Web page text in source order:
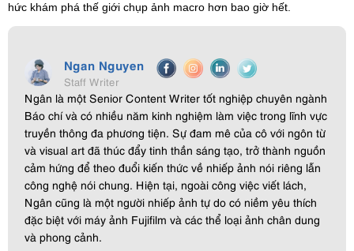
hức khám phá thế giới chụp ảnh macro hơn bao giờ hết.
Ngan Nguyen
Staff Writer
Ngân là một Senior Content Writer tốt nghiệp chuyên ngành
Báo chí và có nhiều năm kinh nghiệm làm việc trong lĩnh vực
truyền thông đa phương tiện. Sự đam mê của cô với ngôn từ
và visual art đã thúc đẩy tinh thần sáng tạo, trở thành nguồn
cảm hứng để theo đuổi kiến thức về nhiếp ảnh nói riêng lẫn
công nghệ nói chung. Hiện tại, ngoài công việc viết lách,
Ngân cũng là một người nhiếp ảnh tự do có niềm yêu thích
đặc biệt với máy ảnh Fujifilm và các thể loại ảnh chân dung
và phong cảnh.